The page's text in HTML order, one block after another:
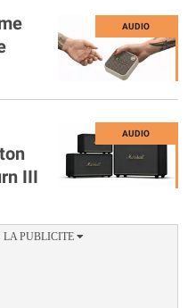
III